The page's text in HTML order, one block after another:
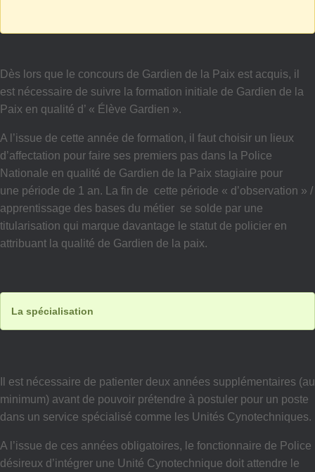
Dès lors que le concours de Gardien de la Paix est acquis, il
est nécessaire de suivre la formation initiale de Gardien de la
Paix en qualité d’ « Élève Gardien ».
A l’issue de cette année de formation, il faut choisir un lieux
d’affectation pour faire ses premiers pas dans la Police
Nationale en qualité de Gardien de la Paix stagiaire pour
une période de 1 an. La fin de cette période « d’observation » /
apprentissage des bases du métier se solde par une
titularisation qui marque davantage le statut de policier en
attribuant la qualité de Gardien de la paix.
La spécialisation
Il est nécessaire de patienter deux années supplémentaires (au
minimum) avant de pouvoir prétendre à postuler pour un poste
dans un service spécialisé comme les Unités Cynotechniques.
A l’issue de ces années obligatoires, le fonctionnaire de Police
désireux d’intégrer une Unité Cynotechnique doit attendre le